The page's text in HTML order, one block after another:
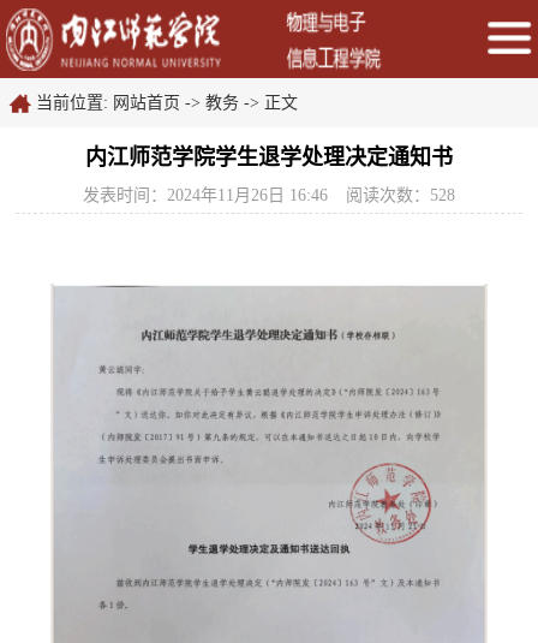
当前位置: 网站首页 -> 教务 -> 正文
内江师范学院学生退学处理决定通知书
发表时间：2024年11月26日 16:46 阅读次数： 528